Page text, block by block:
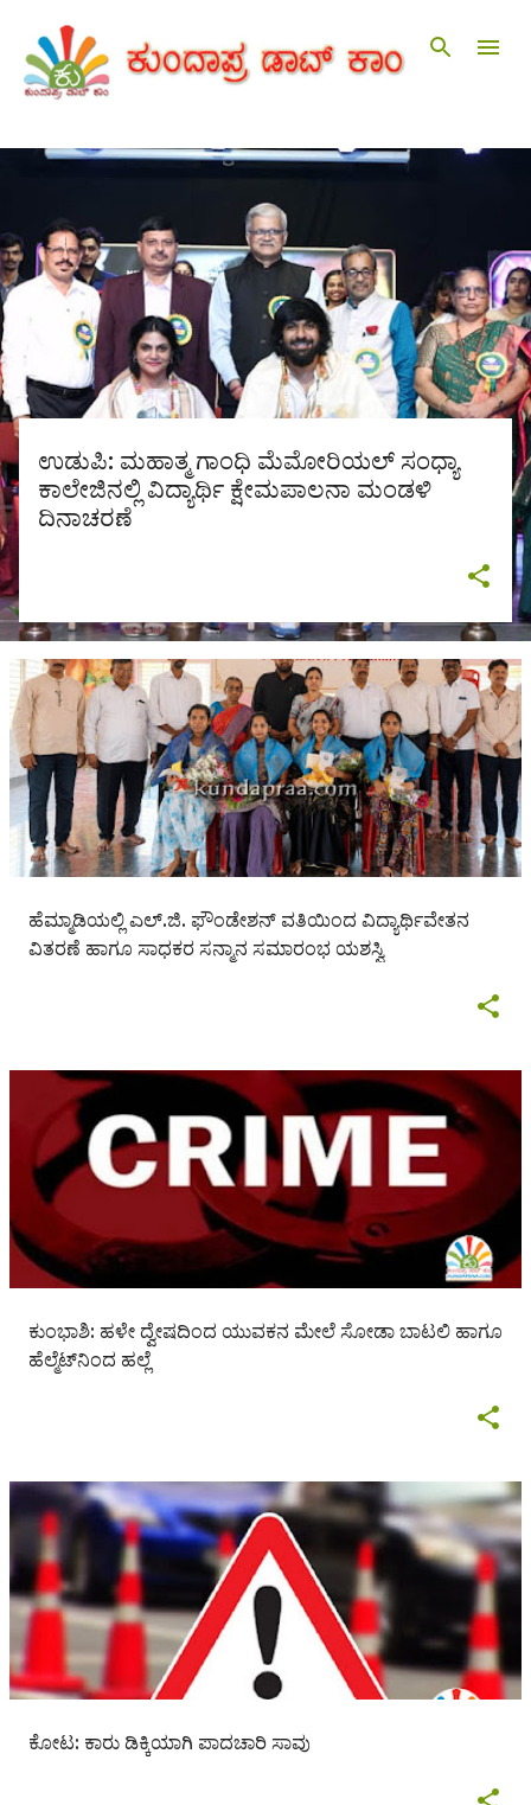
ಸ್
ಟ್‌
ಗ
ಳು
ಉಡುಪಿ: ಮಹಾತ್ಮ ಗಾಂಧಿ ಮೆಮೋರಿಯಲ್ ಸಂಧ್ಯಾ
ಕಾಲೇಜಿನಲ್ಲಿ ವಿದ್ಯಾರ್ಥಿ ಕ್ಷೇಮಪಾಲನಾ ಮಂಡಳಿ
ದಿನಾಚರಣೆ
ಹೆಮ್ಮಾಡಿಯಲ್ಲಿ ಎಲ್.ಜಿ. ಫೌಂಡೇಶನ್ ವತಿಯಿಂದ ವಿದ್ಯಾರ್ಥಿವೇತನ
ವಿತರಣೆ ಹಾಗೂ ಸಾಧಕರ ಸನ್ಮಾನ ಸಮಾರಂಭ ಯಶಸ್ವಿ
ಕುಂಭಾಶಿ: ಹಳೇ ದ್ವೇಷದಿಂದ ಯುವಕನ ಮೇಲೆ ಸೋಡಾ ಬಾಟಲಿ ಹಾಗೂ
ಹೆಲ್ಮೆಟ್‌ನಿಂದ ಹಲ್ಲೆ
ಕೋಟ: ಕಾರು ಡಿಕ್ಕಿಯಾಗಿ ಪಾದಚಾರಿ ಸಾವು